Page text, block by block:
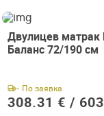
Двулицев
Баланс 72/190 см
- По заявка
308.31 € /